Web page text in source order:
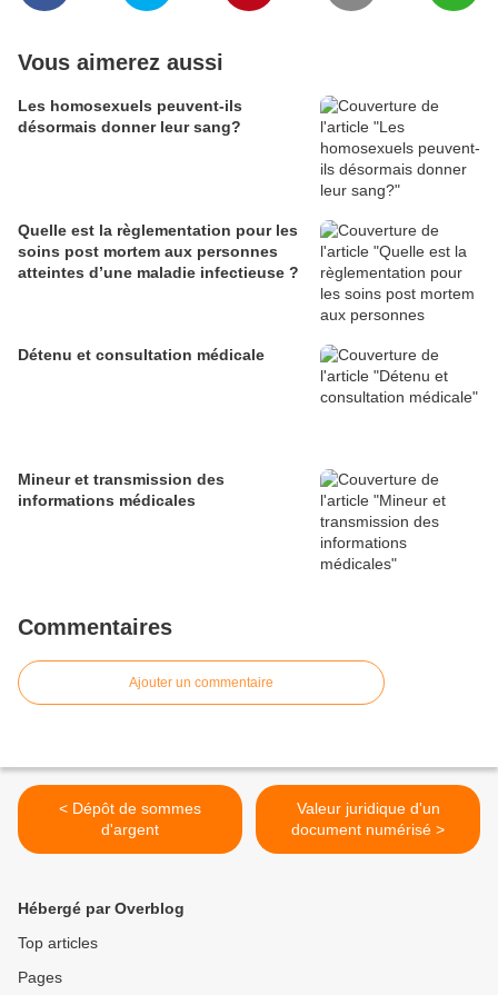
Vous aimerez aussi
Les homosexuels peuvent-ils
désormais donner leur sang?
Quelle est la règlementation pour les
soins post mortem aux personnes
atteintes d’une maladie infectieuse ?
Détenu et consultation médicale
Mineur et transmission des
informations médicales
Commentaires
Ajouter un commentaire
< Dépôt de sommes
d'argent
Valeur juridique d'un
document numérisé >
Hébergé par Overblog
Top articles
Pages